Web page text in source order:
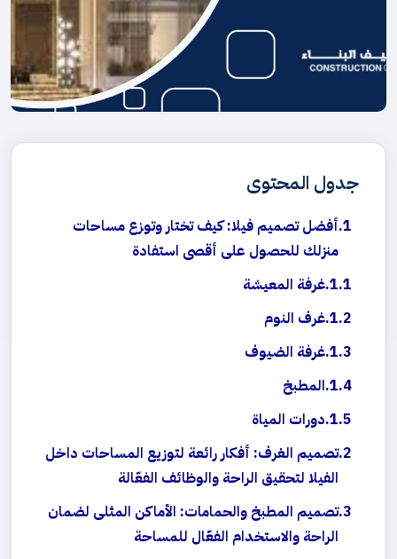
جدول المحتوى
أفضل تصميم فيلا: كيف تختار وتوزع مساحات
منزلك للحصول على أقصى استفادة
غرفة المعيشة
غرف النوم
غرفة الضيوف
المطبخ
دورات المياة
تصميم الغرف: أفكار رائعة لتوزيع المساحات داخل
الفيلا لتحقيق الراحة والوظائف الفعّالة
تصميم المطبخ والحمامات: الأماكن المثلى لضمان
الراحة والاستخدام الفعّال للمساحة